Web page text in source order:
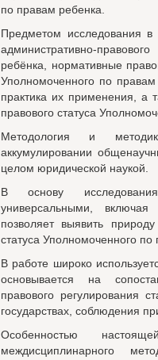
по правам ребенка.
Предметом исследования в
административно-
ребёнка, нормативные
Уполномоченного по
практика их применения, а
правового статуса
Методология и
аккумулировании
целом юридической наукой.
В основу
универсальными, включая
позволяет выявить
статуса Уполномоченного
В работе широко
основывается на
правового регулирования
государствах, соблюдения
Особенностью
междисциплинарного